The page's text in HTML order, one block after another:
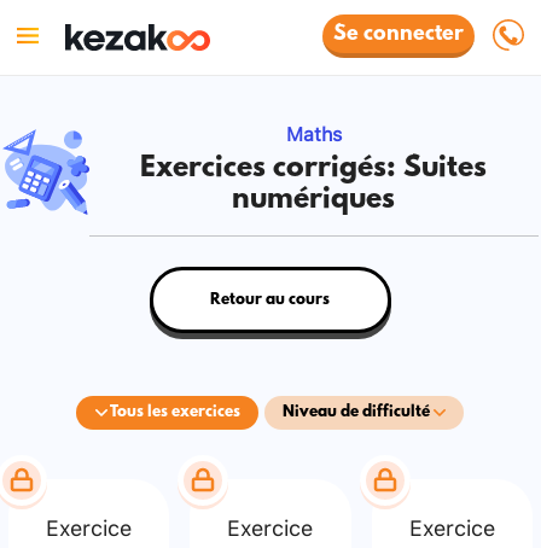
Se connecter
Maths
Exercices corrigés: Suites
numériques
Tous les exercices Niveau de difficulté
Retour au cours
Exercice Exercice Exercice